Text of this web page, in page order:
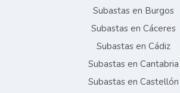
Subastas en Burgos
Subastas en Cáceres
Subastas en Cádiz
Subastas en Cantabria
Subastas en Castellón